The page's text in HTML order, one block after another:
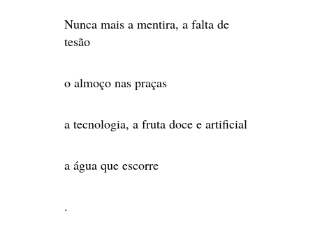
Nunca mais a mentira, a falta de
tesão
o almoço nas praças
a tecnologia, a fruta doce e artificial
a água que escorre
.